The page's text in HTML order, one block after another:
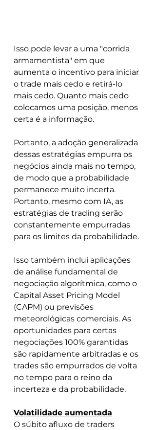
Isso pode levar a uma "corrida
armamentista" em que
aumenta o incentivo para iniciar
o trade mais cedo e retirá-lo
mais cedo. Quanto mais cedo
colocamos uma posição, menos
certa é a informação.
Portanto, a adoção generalizada
dessas estratégias empurra os
negócios ainda mais no tempo,
de modo que a probabilidade
permanece muito incerta.
Portanto, mesmo com IA, as
estratégias de trading serão
constantemente empurradas
para os limites da probabilidade.
Isso também inclui aplicações
de análise fundamental de
negociação algorítmica, como o
Capital Asset Pricing Model
(CAPM) ou previsões
meteorológicas comerciais. As
oportunidades para certas
negociações 100% garantidas
são rapidamente arbitradas e os
trades são empurrados de volta
no tempo para o reino da
incerteza e da probabilidade.
Volatilidade aumentada
O súbito afluxo de traders